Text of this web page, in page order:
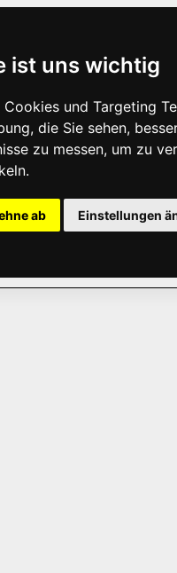
ist uns wichtig
und Targeting
die Sie sehen,
zu messen, um zu
ab Einstellungen